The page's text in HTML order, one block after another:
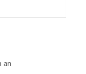
an